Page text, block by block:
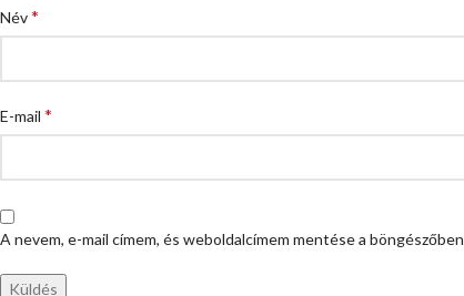
Név*
E-mail *
A nevem, e-mail címem, és weboldalcímem mentése a